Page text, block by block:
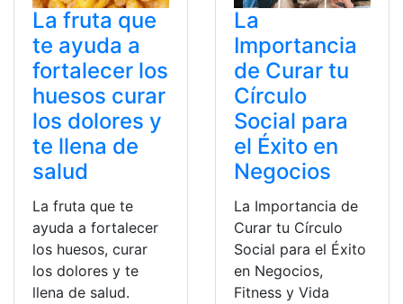
La fruta que
te ayuda a
fortalecer los
huesos curar
los dolores y
te llena de
salud
La fruta que te
ayuda a fortalecer
los huesos, curar
los dolores y te
llena de salud.
La
Importancia
de Curar tu
Círculo
Social para
el Éxito en
Negocios
La Importancia de
Curar tu Círculo
Social para el Éxito
en Negocios,
Fitness y Vida